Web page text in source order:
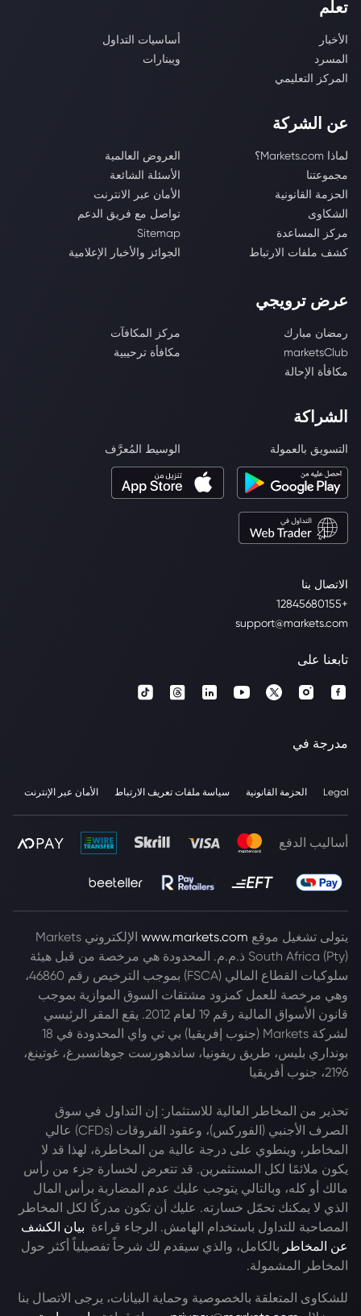
الاتصال بنا
+12845680155
support@markets.com
تعلّم
الأخبار
أساسيات التداول
المسرد
ويبنارات
المركز التعليمي
عن الشركة
لماذا Markets.com؟
العروض العالمية
مجموعتنا
الأسئلة الشائعة
الحزمة القانونية
الأمان عبر الانترنت
الشكاوى
تواصل مع فريق الدعم
مركز المساعدة
Sitemap
كشف ملفات الارتباط
الجوائز والأخبار الإعلامية
عرض ترويجي
رمضان مبارك
مركز المكافآت
marketsClub
مكافأة ترحيبية
مكافأة الإحالة
الشراكة
التسويق بالعمولة الوسيط المُعرَّف
تابعنا على
مدرجة في
Legal الحزمة القانونية سياسة ملفات تعريف الارتباط الأمان عبر الإنترنت
أساليب الدفع
يتولى تشغيل موقع www.markets.com
الإلكتروني Markets
South Africa (Pty) ذ.م.م. المحدودة هي مرخصة من قبل هيئة
سلوكيات القطاع المالي (FSCA) بموجب الترخيص رقم 46860،
وهي مرخصة للعمل كمزود مشتقات السوق الموازية بموجب
قانون الأسواق المالية رقم 19 لعام 2012. يقع المقر الرئيسي
لشركة Markets (جنوب إفريقيا) بي تي واي المحدودة في 18
بونداري بليس، طريق ريفونيا، ساندهورست جوهانسبرغ، غوتينغ،
2196، جنوب أفريقيا
تحذير من المخاطر العالية للاستثمار: إن التداول في سوق
الصرف الأجنبي (الفوركس)، وعقود الفروقات (CFDs) عالي
المخاطر، وينطوي على درجة عالية من المخاطرة، لهذا قد لا
يكون ملائمًا لكل المستثمرين. قد تتعرض لخسارة جزء من رأس
مالك أو كله، وبالتالي يتوجب عليك عدم المضاربة برأس المال
الذي لا يمكنك تحمّل خسارته. عليك أن تكون مدركًا لكل المخاطر
المصاحبة للتداول باستخدام الهامش. الرجاء قراءة بيان الكشف
عن المخاطر بالكامل، والذي سيقدم لك شرحاً تفصيلياً أكثر حول
المخاطر المشمولة.
للشكاوى المتعلقة بالخصوصية وحماية البيانات، يرجى الاتصال بنا